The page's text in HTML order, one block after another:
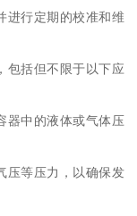
进行定期的校准和维
包括但不限于以下应
器中的液体或气体压
压等压力，以确保发